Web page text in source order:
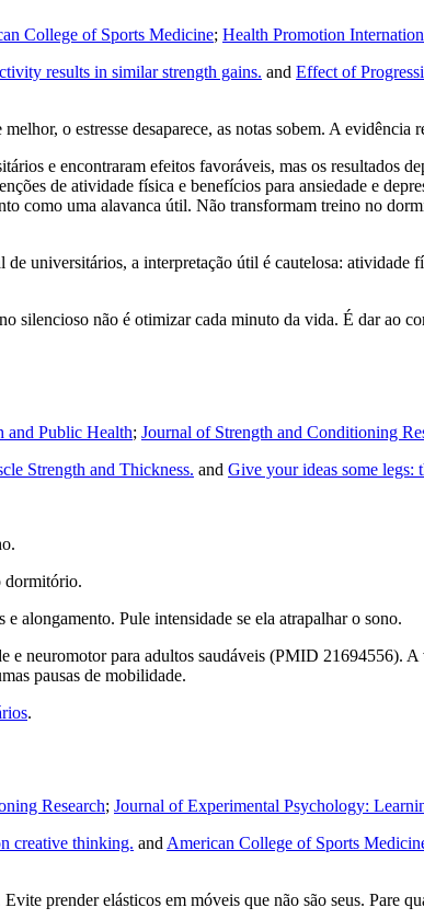
College of Sports Medicine; Health Promotion
results in similar strength gains. and Effect of
o estresse desaparece, as notas sobem. A evidência
e encontraram efeitos favoráveis, mas os resultados
de atividade física e benefícios para ansiedade e
como uma alavanca útil. Não transformam treino no
universitários, a interpretação útil é cautelosa: atividade
silencioso não é otimizar cada minuto da vida. É dar ao
and Public Health; Journal of Strength and Conditioning
Strength and Thickness. and Give your ideas some
dormitório.
alongamento. Pule intensidade se ela atrapalhar o sono.
neuromotor para adultos saudáveis (PMID 21694556). A
pausas de mobilidade.
.
Research; Journal of Experimental Psychology:
creative thinking. and American College of Sports
prender elásticos em móveis que não são seus. Pare